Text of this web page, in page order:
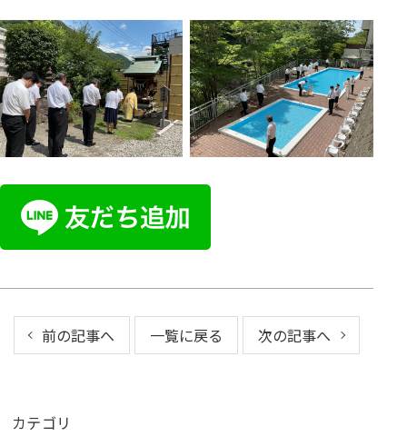
前の記事へ 一覧に戻る 次の記事へ
カテゴリ